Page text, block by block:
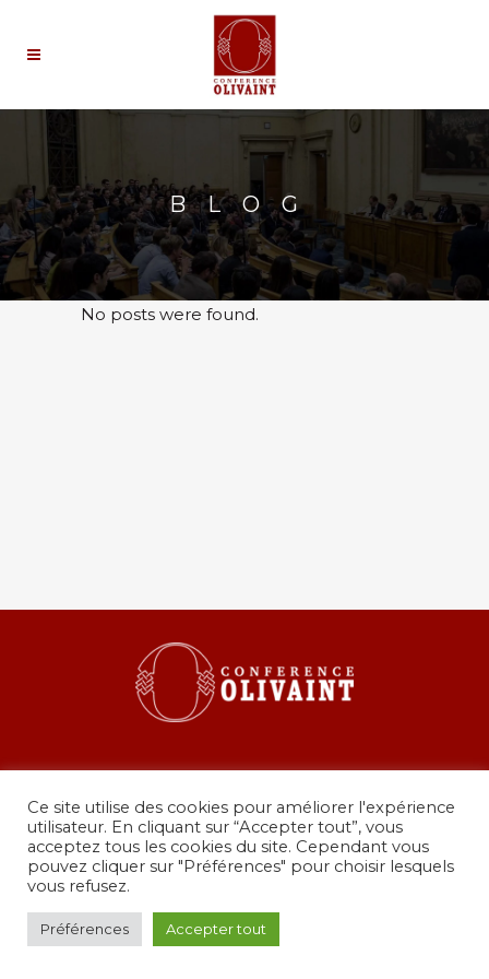
BLOG
No posts were found.
36 rue de Grenelle, 75007 Paris
presidence@conferenceolivaint.fr
© Copyright 2024 - Conférence Olivaint -
Ce site utilise des cookies pour améliorer l'expérience
utilisateur. En cliquant sur “Accepter tout”, vous
acceptez tous les cookies du site. Cependant vous
pouvez cliquer sur "Préférences" pour choisir lesquels
vous refusez.
Préférences Accepter tout